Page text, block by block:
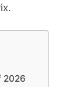
​2026